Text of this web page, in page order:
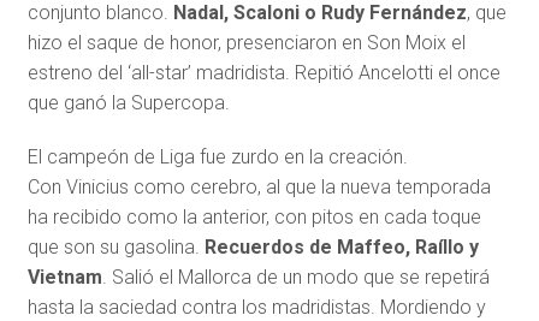
conjunto blanco. Nadal, Scaloni o Rudy Fernández, que
hizo el saque de honor, presenciaron en Son Moix el
estreno del ‘all-star’ madridista. Repitió Ancelotti el once
que ganó la Supercopa.
El campeón de Liga fue zurdo en la creación.
Con Vinicius como cerebro, al que la nueva temporada
ha recibido como la anterior, con pitos en cada toque
que son su gasolina. Recuerdos de Maffeo, Raíllo y
Vietnam. Salió el Mallorca de un modo que se repetirá
hasta la saciedad contra los madridistas. Mordiendo y